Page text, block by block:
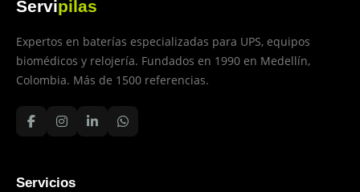
Servipilas
Expertos en baterías especializadas para UPS, equipos
biomédicos y relojería. Fundados en 1990 en Medellín,
Colombia. Más de 1500 referencias.
Servicios